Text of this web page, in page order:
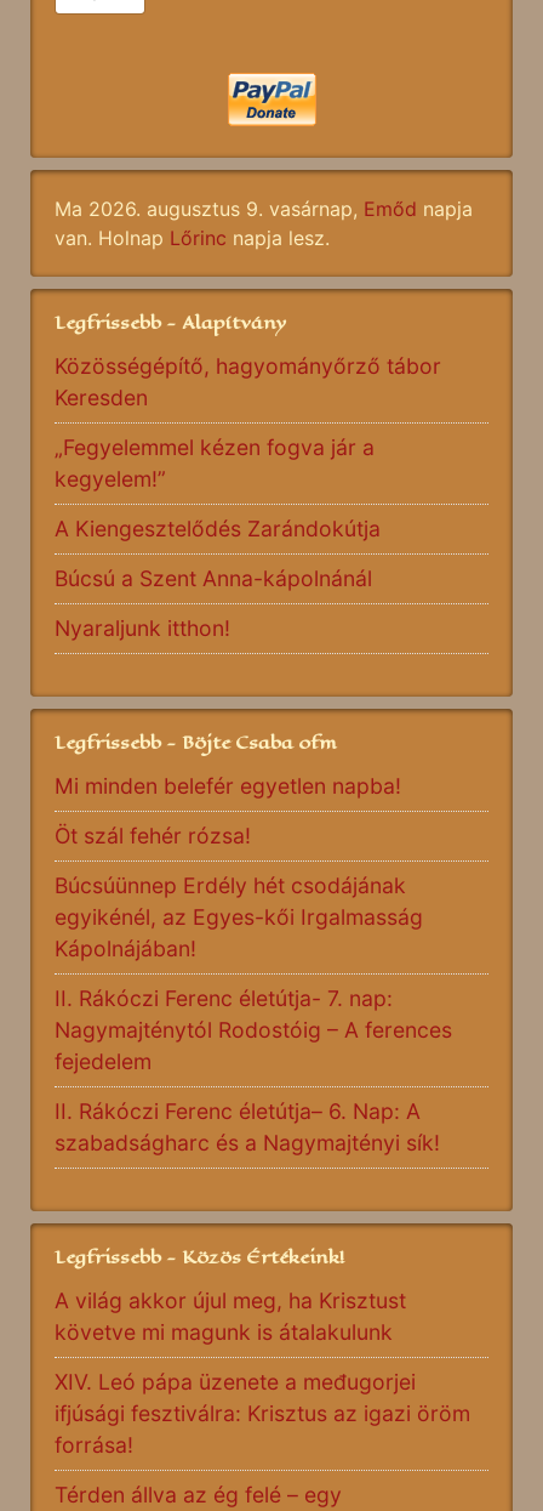
Ma 2026. augusztus 9. vasárnap, Emőd napja
van. Holnap Lőrinc napja lesz.
Legfrissebb - Alapítvány
Közösségépítő, hagyományőrző tábor
Keresden
„Fegyelemmel kézen fogva jár a
kegyelem!”
A Kiengesztelődés Zarándokútja
Búcsú a Szent Anna-kápolnánál
Nyaraljunk itthon!
Legfrissebb - Böjte Csaba ofm
Mi minden belefér egyetlen napba!
Öt szál fehér rózsa!
Búcsúünnep Erdély hét csodájának
egyikénél, az Egyes-kői Irgalmasság
Kápolnájában!
II. Rákóczi Ferenc életútja- 7. nap:
Nagymajténytól Rodostóig – A ferences
fejedelem
II. Rákóczi Ferenc életútja– 6. Nap: A
szabadságharc és a Nagymajtényi sík!
Legfrissebb - Közös Értékeink!
A világ akkor újul meg, ha Krisztust
követve mi magunk is átalakulunk
XIV. Leó pápa üzenete a međugorjei
ifjúsági fesztiválra: Krisztus az igazi öröm
forrása!
Térden állva az ég felé – egy